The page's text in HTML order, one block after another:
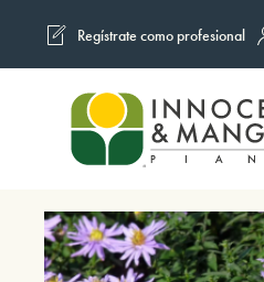
Skip to main content
Regístrate como profesional